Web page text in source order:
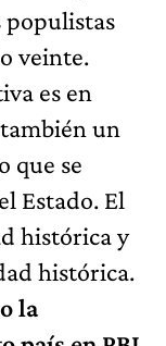
populistas
veinte.
es en
un
que se
Estado. El
histórica y
histórica.
la